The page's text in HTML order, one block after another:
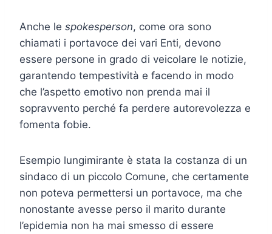
Anche le spokesperson, come ora sono
chiamati i portavoce dei vari Enti, devono
essere persone in grado di veicolare le notizie,
garantendo tempestività e facendo in modo
che l’aspetto emotivo non prenda mai il
sopravvento perché fa perdere autorevolezza e
fomenta fobie.
Esempio lungimirante è stata la costanza di un
sindaco di un piccolo Comune, che certamente
non poteva permettersi un portavoce, ma che
nonostante avesse perso il marito durante
l’epidemia non ha mai smesso di essere